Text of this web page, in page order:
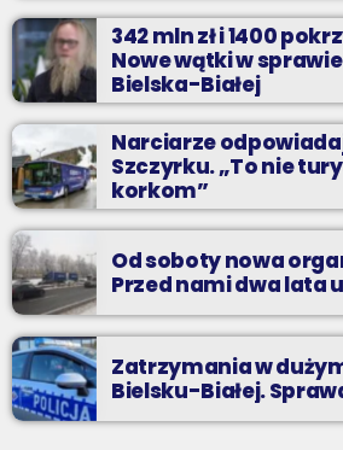
342 mln zł i 1400
Nowe wątki w
Bielska-Białej
Narciarze
Szczyrku. „To nie
korkom”
Od soboty nowa
Przed nami dwa lata
Zatrzymania w
Bielsku-Białej.